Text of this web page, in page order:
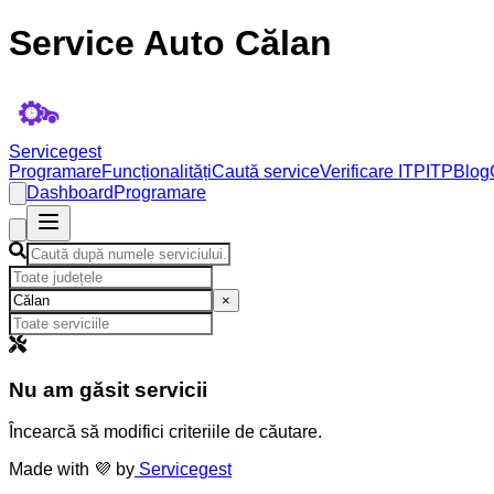
Service Auto Călan
Servicegest
ProgramareFuncționalitățiCaută serviceVerificare ITP ITPBlog
Dashboard Programare
×
Nu am găsit servicii
Încearcă să modifici criteriile de căutare.
Made with 💜 by Servicegest